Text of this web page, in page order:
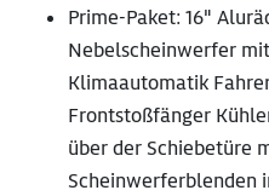
Prime-Paket: 16"
Nebelscheinwerfer
Klimaautomatik
Frontstoßfänger
über der Schiebetüre
Scheinwerferblenden